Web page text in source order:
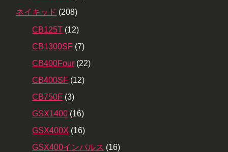
ネイキッド (208)
CB125T (12)
CB1300SF (7)
CB400Four (22)
CB400SF (12)
CB750F (3)
GSX1400 (16)
GSX400X (16)
GSX400インパルス (16)